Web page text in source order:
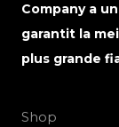
Company a
garantit la
plus grande
Shop